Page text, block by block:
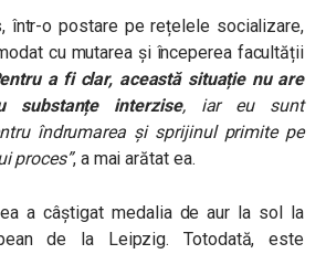
într-o postare pe rețelele socializare,
cu mutarea și începerea facultății
a fi clar, această situație nu are
substanțe interzise, iar eu sunt
îndrumarea și sprijinul primite pe
proces”, a mai arătat ea.
a câștigat medalia de aur la sol la
de la Leipzig. Totodată, este